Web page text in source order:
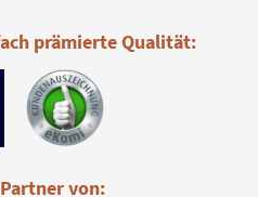
prämierte Qualität:
von: